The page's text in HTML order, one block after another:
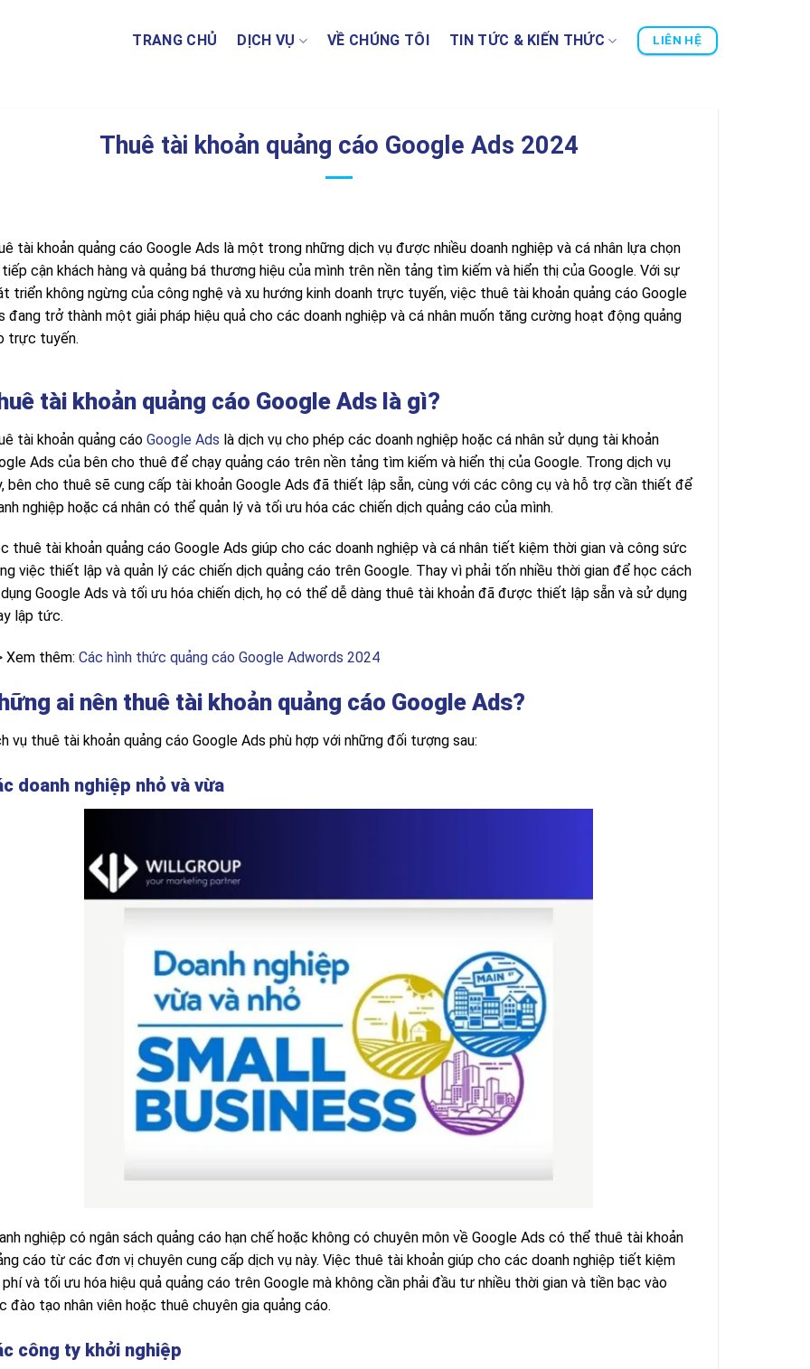
TRANG CHỦ DỊCH VỤ VỀ CHÚNG TÔI TIN TỨC & KIẾN THỨC LIÊN HỆ
Thuê tài khoản quảng cáo Google Ads 2024
tài khoản quảng cáo Google Ads là một trong những dịch vụ được nhiều doanh nghiệp và cá nhân lựa chọn
cận khách hàng và quảng bá thương hiệu của mình trên nền tảng tìm kiếm và hiển thị của Google. Với sự
triển không ngừng của công nghệ và xu hướng kinh doanh trực tuyến, việc thuê tài khoản quảng cáo Google
đang trở thành một giải pháp hiệu quả cho các doanh nghiệp và cá nhân muốn tăng cường hoạt động quảng
trực tuyến.
tài khoản quảng cáo Google Ads là gì?
tài khoản quảng cáo Google Ads là dịch vụ cho phép các doanh nghiệp hoặc cá nhân sử dụng tài khoản
Ads của bên cho thuê để chạy quảng cáo trên nền tảng tìm kiếm và hiển thị của Google. Trong dịch vụ
bên cho thuê sẽ cung cấp tài khoản Google Ads đã thiết lập sẵn, cùng với các công cụ và hỗ trợ cần thiết để
nghiệp hoặc cá nhân có thể quản lý và tối ưu hóa các chiến dịch quảng cáo của mình.
thuê tài khoản quảng cáo Google Ads giúp cho các doanh nghiệp và cá nhân tiết kiệm thời gian và công sức
việc thiết lập và quản lý các chiến dịch quảng cáo trên Google. Thay vì phải tốn nhiều thời gian để học cách
Google Ads và tối ưu hóa chiến dịch, họ có thể dễ dàng thuê tài khoản đã được thiết lập sẵn và sử dụng
lập tức.
Xem thêm: Các hình thức quảng cáo Google Adwords 2024
ai nên thuê tài khoản quảng cáo Google Ads?
vụ thuê tài khoản quảng cáo Google Ads phù hợp với những đối tượng sau:
doanh nghiệp nhỏ và vừa
nghiệp có ngân sách quảng cáo hạn chế hoặc không có chuyên môn về Google Ads có thể thuê tài khoản
cáo từ các đơn vị chuyên cung cấp dịch vụ này. Việc thuê tài khoản giúp cho các doanh nghiệp tiết kiệm
và tối ưu hóa hiệu quả quảng cáo trên Google mà không cần phải đầu tư nhiều thời gian và tiền bạc vào
đào tạo nhân viên hoặc thuê chuyên gia quảng cáo.
công ty khởi nghiệp